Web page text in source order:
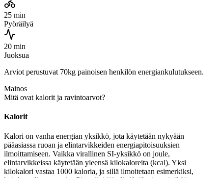
25 min
Pyöräilyä
20 min
Juoksua
Arviot perustuvat 70kg painoisen henkilön energiankulutukseen.
Mainos
Mitä ovat kalorit ja ravintoarvot?
Kalorit
Kalori on vanha energian yksikkö, jota käytetään nykyään
pääasiassa ruoan ja elintarvikkeiden energiapitoisuuksien
ilmoittamiseen. Vaikka virallinen SI-yksikkö on joule,
elintarvikkeissa käytetään yleensä kilokaloreita (kcal). Yksi
kilokalori vastaa 1000 kaloria, ja sillä ilmoitetaan esimerkiksi,